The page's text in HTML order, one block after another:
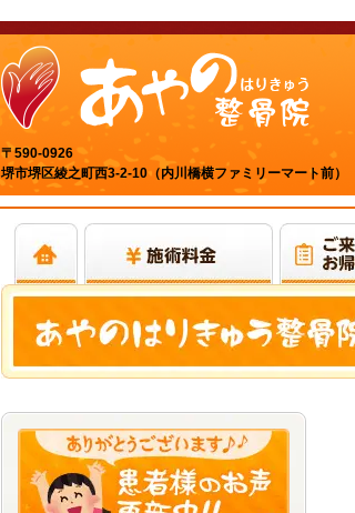
〒590-0926
堺市堺区綾之町西3-2-10（内川橋横ファミリーマート前）